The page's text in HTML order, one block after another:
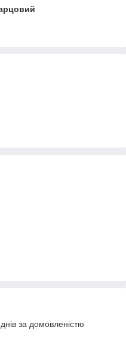
за домовленістю